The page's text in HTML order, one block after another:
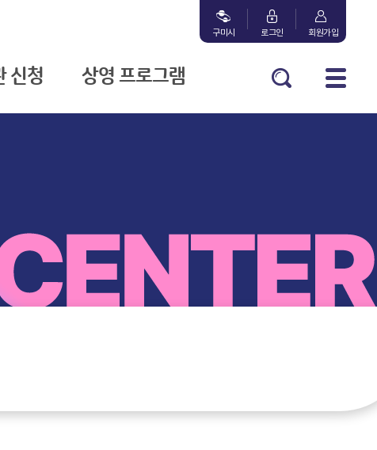
구미시 로그인 회원가입
신청 상영 프로그램